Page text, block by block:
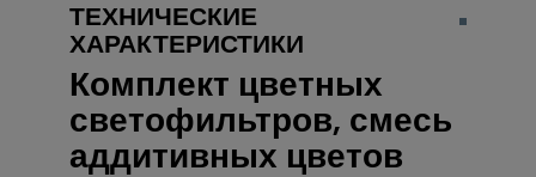
ТЕХНИЧЕСКИЕ
ХАРАКТЕРИСТИКИ
Комплект цветных
светофильтров, смесь
аддитивных цветов